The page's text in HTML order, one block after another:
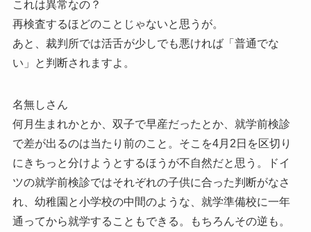
これは異常なの？
再検査するほどのことじゃないと思うが。
あと、裁判所では活舌が少しでも悪ければ「普通でな
い」と判断されますよ。
名無しさん
何月生まれかとか、双子で早産だったとか、就学前検診
で差が出るのは当たり前のこと。そこを4月2日を区切り
にきちっと分けようとするほうが不自然だと思う。ドイ
ツの就学前検診ではそれぞれの子供に合った判断がなさ
れ、幼稚園と小学校の中間のような、就学準備校に一年
通ってから就学することもできる。もちろんその逆も。